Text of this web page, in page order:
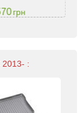
грн
: